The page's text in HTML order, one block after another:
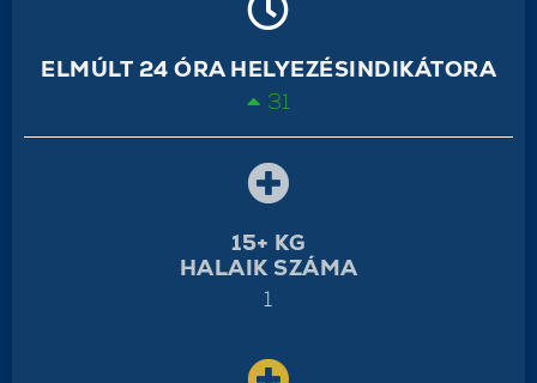
ELMÚLT 24 ÓRA HELYEZÉSINDIKÁTORA
31
15+ KG
HALAIK SZÁMA
1